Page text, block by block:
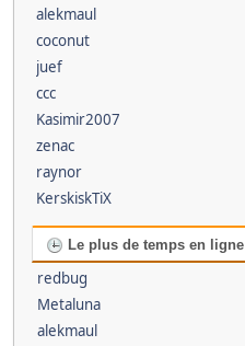
alekmaul
coconut
juef
ccc
Kasimir2007
zenac
raynor
KerskiskTiX
Le plus de temps en ligne
redbug
Metaluna
alekmaul